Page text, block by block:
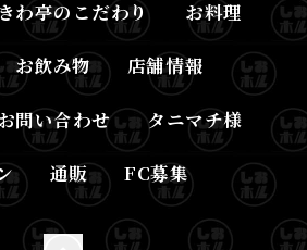
わ亭のこだわり お料理
お飲み物 店舗情報
問い合わせ タニマチ様
通販 FC募集